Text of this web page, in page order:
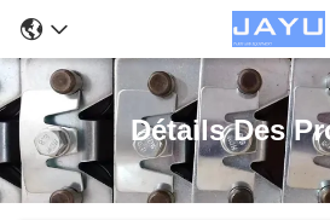
Détails Des